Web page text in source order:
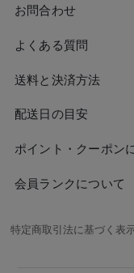
お問合わせ
よくある質問
送料と決済方法
配送日の目安
ポイント・クーポン
会員ランクについて
特定商取引法に基づく表